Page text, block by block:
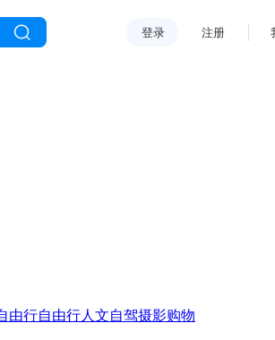
登录 注册
由行自由行人文自驾摄影购物